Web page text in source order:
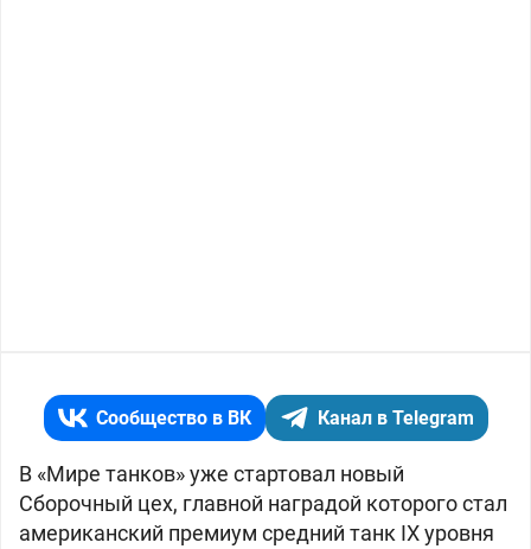
Сообщество в ВК Канал в Telegram
В «Мире танков» уже стартовал новый
Сборочный цех, главной наградой которого стал
американский премиум средний танк IX уровня